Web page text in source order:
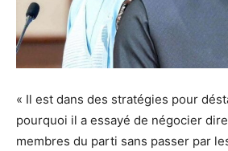
« Il est dans des stratégies pour
pourquoi il a essayé de négocier
membres du parti sans passer par